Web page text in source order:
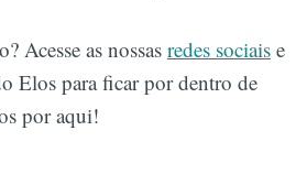
Acesse as nossas redes sociaise
Elos para ficar por dentro de
por aqui!